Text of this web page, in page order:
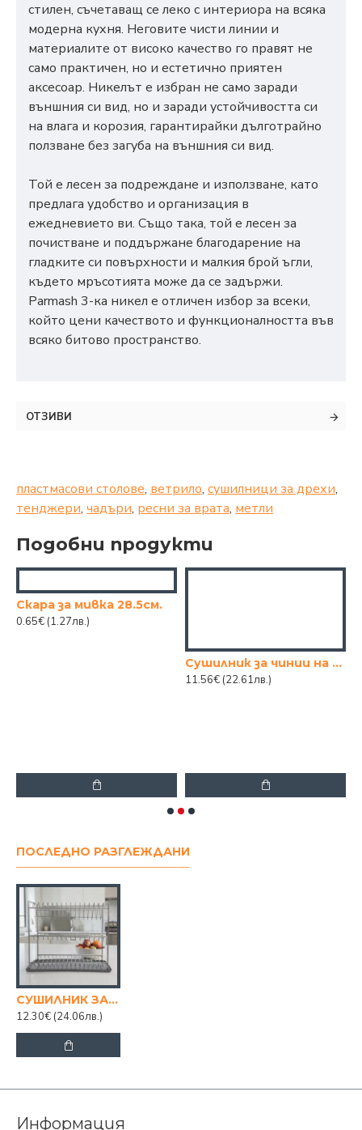
стилен, съчетаващ се леко с интериора на всяка
модерна кухня. Неговите чисти линии и
материалите от високо качество го правят не
само практичен, но и естетично приятен
аксесоар. Никелът е избран не само заради
външния си вид, но и заради устойчивостта си
на влага и корозия, гарантирайки дълготрайно
ползване без загуба на външния си вид.
Той е лесен за подреждане и използване, като
предлага удобство и организация в
ежедневието ви. Също така, той е лесен за
почистване и поддържане благодарение на
гладките си повърхности и малкия брой ъгли,
където мръсотията може да се задържи.
Parmash 3-ка никел е отличен избор за всеки,
който цени качеството и функционалността във
всяко битово пространство.
ОТЗИВИ
пластмасови столове, ветрило, сушилници за дрехи,
тенджери, чадъри, ресни за врата, метли
Подобни продукти
Скара за мивка 28.5см.
0.65€ (1.27лв.)
Сушилник за чинии на 3 нива никел с пластмасови страници - Оранжев
11.56€ (22.61лв.)
ПОСЛЕДНО РАЗГЛЕЖДАНИ
СУШИЛНИК ЗА ЧИНИИ PARMASH, 3-КА НИКЕЛ
12.30€ (24.06лв.)
Информация